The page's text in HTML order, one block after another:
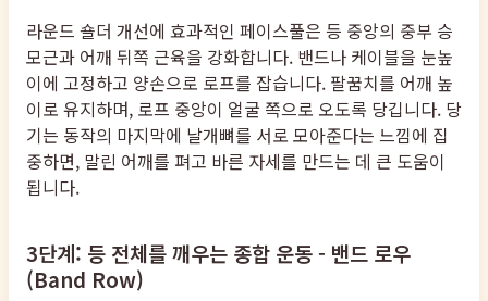
라운드 숄더 개선에 효과적인 페이스풀은 등 중앙의 중부 승
모근과 어깨 뒤쪽 근육을 강화합니다. 밴드나 케이블을 눈높
이에 고정하고 양손으로 로프를 잡습니다. 팔꿈치를 어깨 높
이로 유지하며, 로프 중앙이 얼굴 쪽으로 오도록 당깁니다. 당
기는 동작의 마지막에 날개뼈를 서로 모아준다는 느낌에 집
중하면, 말린 어깨를 펴고 바른 자세를 만드는 데 큰 도움이
됩니다.
3단계: 등 전체를 깨우는 종합 운동 - 밴드 로우
(Band Row)